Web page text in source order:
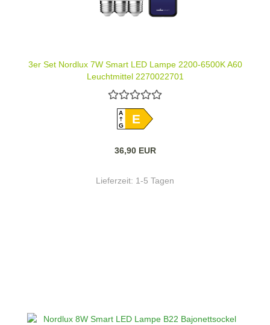
3er Set Nordlux 7W Smart LED Lampe 2200-6500K A60
Leuchtmittel 2270022701
A
GE
36,90 EUR
Lieferzeit: 1-5 Tagen